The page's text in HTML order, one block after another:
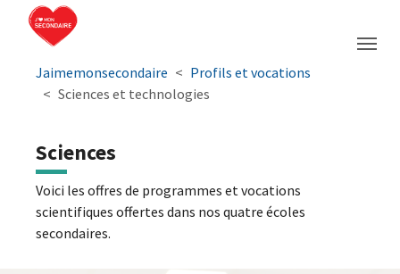
Aller à la navigation principale
Aller au contenu principal
Passer au pied de page
Jaimemonsecondaire
Profils et vocations
Sciences et technologies
Sciences
Voici les offres de programmes et vocations
scientifiques offertes dans nos quatre écoles
secondaires.